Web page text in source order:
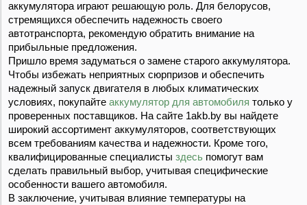
аккумулятора играют решающую роль. Для белорусов,
стремящихся обеспечить надежность своего
автотранспорта, рекомендую обратить внимание на
прибыльные предложения.
Пришло время задуматься о замене старого аккумулятора.
Чтобы избежать неприятных сюрпризов и обеспечить
надежный запуск двигателя в любых климатических
условиях, покупайте аккумулятор для автомобиля только у
проверенных поставщиков. На сайте 1akb.by вы найдете
широкий ассортимент аккумуляторов, соответствующих
всем требованиям качества и надежности. Кроме того,
квалифицированные специалисты здесь помогут вам
сделать правильный выбор, учитывая специфические
особенности вашего автомобиля.
В заключение, учитывая влияние температуры на